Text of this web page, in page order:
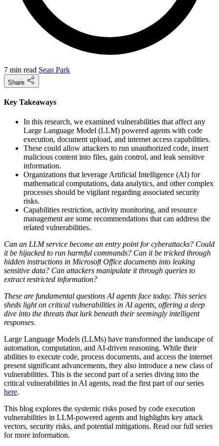
7 min read Sean Park
Share
Key Takeaways
In this research, we examined vulnerabilities that affect any
Large Language Model (LLM) powered agents with code
execution, document upload, and internet access capabilities.
These could allow attackers to run unauthorized code, insert
malicious content into files, gain control, and leak sensitive
information.
Organizations that leverage Artificial Intelligence (AI) for
mathematical computations, data analytics, and other complex
processes should be vigilant regarding associated security
risks.
Capabilities restriction, activity monitoring, and resource
management are some recommendations that can address the
related vulnerabilities.
Can an LLM service become an entry point for cyberattacks? Could
it be hijacked to run harmful commands? Can it be tricked through
hidden instructions in Microsoft Office documents into leaking
sensitive data? Can attackers manipulate it through queries to
extract restricted information?
These are fundamental questions AI agents face today. This series
sheds light on critical vulnerabilities in AI agents, offering a deep
dive into the threats that lurk beneath their seemingly intelligent
responses.
Large Language Models (LLMs) have transformed the landscape of
automation, computation, and AI-driven reasoning. While their
abilities to execute code, process documents, and access the internet
present significant advancements, they also introduce a new class of
vulnerabilities. This is the second part of a series diving into the
critical vulnerabilities in AI agents, read the first part of our series
here.
This blog explores the systemic risks posed by code execution
vulnerabilities in LLM-powered agents and highlights key attack
vectors, security risks, and potential mitigations. Read our full series
for more information.